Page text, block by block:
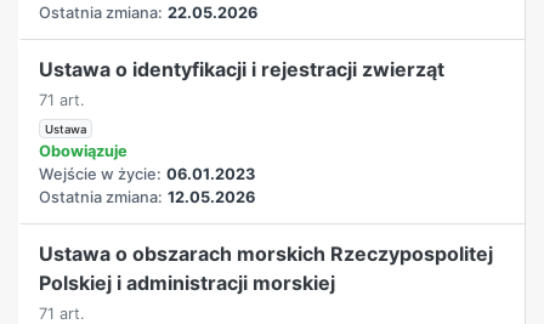
Ostatnia zmiana: 22.05.2026
Ustawa o identyfikacji i rejestracji zwierząt
71 art.
Ustawa
Obowiązuje
Wejście w życie: 06.01.2023
Ostatnia zmiana: 12.05.2026
Ustawa o obszarach morskich Rzeczypospolitej
Polskiej i administracji morskiej
71 art.